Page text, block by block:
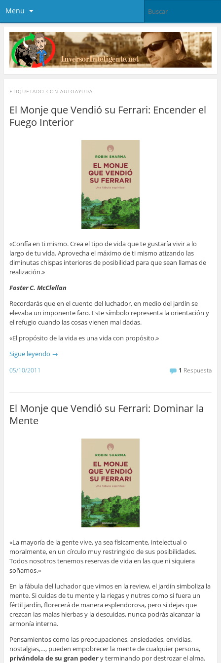
Menu
ETIQUETADO CON AUTOAYUDA
El Monje que Vendió su Ferrari: Encender el
Fuego Interior
«Confía en ti mismo. Crea el tipo de vida que te gustaría vivir a lo
largo de tu vida. Aprovecha el máximo de ti mismo atizando las
diminutas chispas interiores de posibilidad para que sean llamas de
realización.»
Foster C. McClellan
Recordarás que en el cuento del luchador, en medio del jardín se
elevaba un imponente faro. Este símbolo representa la orientación y
el refugio cuando las cosas vienen mal dadas.
«El propósito de la vida es una vida con propósito.»
Sigue leyendo →
05/10/2011 1 Respuesta
El Monje que Vendió su Ferrari: Dominar la
Mente
«La mayoría de la gente vive, ya sea físicamente, intelectual o
moralmente, en un círculo muy restringido de sus posibilidades.
Todos nosotros tenemos reservas de vida en las que ni siquiera
soñamos.»
En la fábula del luchador que vimos en la review, el jardín simboliza la
mente. Si cuidas de tu mente y la riegas y nutres como si fuera un
fértil jardín, florecerá de manera esplendorosa, pero si dejas que
crezcan las malas hierbas y la descuidas, nunca podrás alcanzar la
armonía interna.
Pensamientos como las preocupaciones, ansiedades, envidias,
nostalgias,…, pueden empobrecer la mente de cualquier persona,
privándola de su gran podery terminando por destrozar el alma.